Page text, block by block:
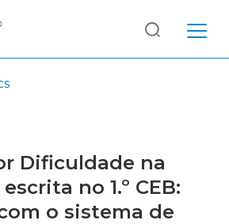
Dificuldade na
no 1.º CEB:
o sistema de